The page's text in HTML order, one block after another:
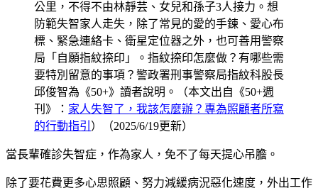
公里，不得不由林靜芸、女兒和孫子3人接力。想
防範失智家人走失，除了常見的愛的手鍊、愛心布
標、緊急連絡卡、衛星定位器之外，也可善用警察
局「自願指紋捺印」。指紋捺印怎麼做？有哪些需
要特別留意的事項？警政署刑事警察局指紋科股長
邱俊智為《50+》讀者說明。（本文出自《50+週
刊》： 家人失智了，我該怎麼辦？專為照顧者所寫
的行動指引 ）（2025/6/19更新）
當長輩確診失智症，作為家人，免不了每天提心吊膽。
除了要花費更多心思照顧、努力減緩病況惡化速度，外出工作